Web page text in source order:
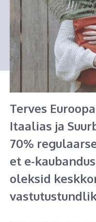
Terves
Itaalias ja
70%
et e-
oleksid